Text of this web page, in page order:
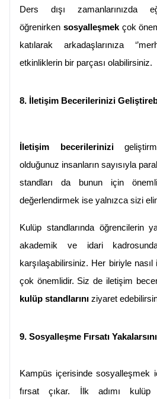
Ders dışı zamanlarınızda
öğrenirken sosyalleşmek çok
katılarak arkadaşlarınıza
etkinliklerin bir parçası olabilirsiniz.
8. İletişim Becerilerinizi
İletişim becerilerinizi
olduğunuz insanların sayısıyla
standları da bunun için
değerlendirmek ise yalnızca sizi
Kulüp standlarında öğrencilerin
akademik ve idari
karşılaşabilirsiniz. Her biriyle
kulüp standlarını ziyaret
9. Sosyalleşme Fırsatı
Kampüs içerisinde sosyalleşmek
fırsat çıkar. İlk adımı kulüp